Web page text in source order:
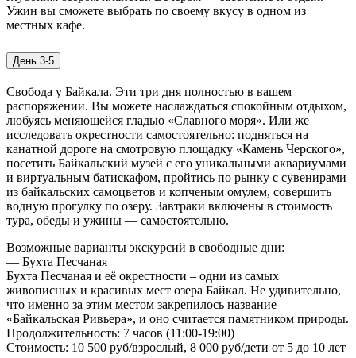
Ужин вы сможете выбрать по своему вкусу в одном из
местных кафе.
День 3-5
Свобода у Байкала. Эти три дня полностью в вашем
распоряжении. Вы можете наслаждаться спокойным отдыхом,
любуясь меняющейся гладью «Славного моря». Или же
исследовать окрестности самостоятельно: подняться на
канатной дороге на смотровую площадку «Камень Черского»,
посетить Байкальский музей с его уникальными аквариумами
и виртуальным батискафом, пройтись по рынку с сувенирами
из байкальских самоцветов и копченым омулем, совершить
водную прогулку по озеру. Завтраки включены в стоимость
тура, обеды и ужины — самостоятельно.
Возможные варианты экскурсий в свободные дни:
— Бухта Песчаная
Бухта Песчаная и её окрестности – одни из самых
живописных и красивых мест озера Байкал. Не удивительно,
что именно за этим местом закрепилось название
«Байкальская Ривьера», и оно считается памятником природы.
Продолжительность: 7 часов (11:00-19:00)
Стоимость: 10 500 руб/взрослый, 8 000 руб/дети от 5 до 10 лет